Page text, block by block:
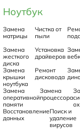
Ноутбук
Замена
матрицы
Чистка от
пыли
Замена
жесткого
диска
Установка
драйверов
Замена
крышки
ноутбука
Ремонт
дисковода
Замена
оперативной
памяти
Замена
процессора
Восстановление
данных
Поиск и
удаление
вирусов